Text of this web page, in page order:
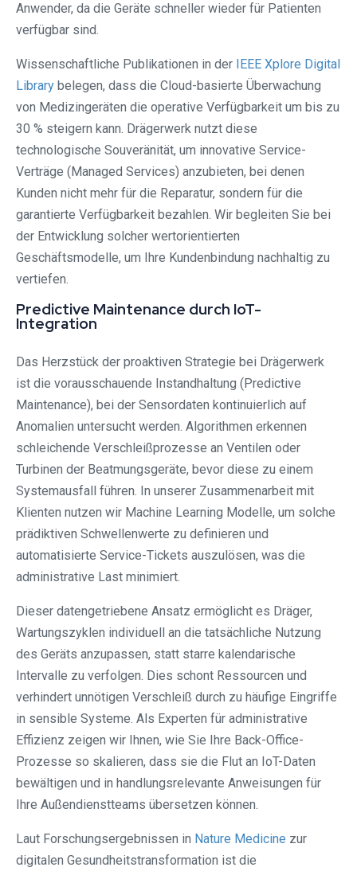
Anwender, da die Geräte schneller wieder für Patienten
verfügbar sind.
Wissenschaftliche Publikationen in der
IEEE Xplore Digital
Library belegen, dass die Cloud-basierte Überwachung
von Medizingeräten die operative Verfügbarkeit um bis zu
30 % steigern kann. Drägerwerk nutzt diese
technologische Souveränität, um innovative Service-
Verträge (Managed Services) anzubieten, bei denen
Kunden nicht mehr für die Reparatur, sondern für die
garantierte Verfügbarkeit bezahlen. Wir begleiten Sie bei
der Entwicklung solcher wertorientierten
Geschäftsmodelle, um Ihre Kundenbindung nachhaltig zu
vertiefen.
Predictive Maintenance durch IoT-
Integration
Das Herzstück der proaktiven Strategie bei Drägerwerk
ist die vorausschauende Instandhaltung (Predictive
Maintenance), bei der Sensordaten kontinuierlich auf
Anomalien untersucht werden. Algorithmen erkennen
schleichende Verschleißprozesse an Ventilen oder
Turbinen der Beatmungsgeräte, bevor diese zu einem
Systemausfall führen. In unserer Zusammenarbeit mit
Klienten nutzen wir Machine Learning Modelle, um solche
prädiktiven Schwellenwerte zu definieren und
automatisierte Service-Tickets auszulösen, was die
administrative Last minimiert.
Dieser datengetriebene Ansatz ermöglicht es Dräger,
Wartungszyklen individuell an die tatsächliche Nutzung
des Geräts anzupassen, statt starre kalendarische
Intervalle zu verfolgen. Dies schont Ressourcen und
verhindert unnötigen Verschleiß durch zu häufige Eingriffe
in sensible Systeme. Als Experten für administrative
Effizienz zeigen wir Ihnen, wie Sie Ihre Back-Office-
Prozesse so skalieren, dass sie die Flut an IoT-Daten
bewältigen und in handlungsrelevante Anweisungen für
Ihre Außendienstteams übersetzen können.
Laut Forschungsergebnissen in Nature Medicine zur
digitalen Gesundheitstransformation ist die